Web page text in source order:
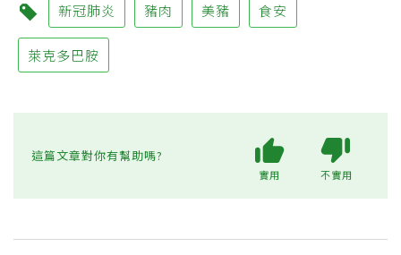
新冠肺炎 豬肉 美豬 食安
萊克多巴胺
這篇文章對你有幫助嗎?
實用 不實用